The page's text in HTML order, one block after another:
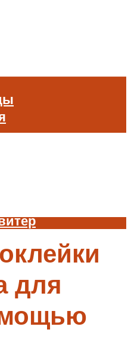
для